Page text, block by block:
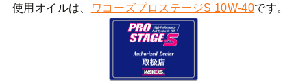
使用オイルは、
ワコーズプロステージS 10W-40です。